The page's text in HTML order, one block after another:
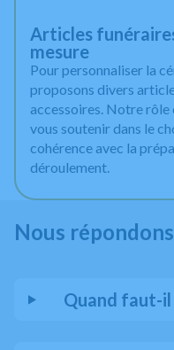
Articles
mesure
Pour personnaliser la
proposons divers
accessoires. Notre rôle
vous soutenir dans le
cohérence avec la
déroulement.
Nous
Quand faut-